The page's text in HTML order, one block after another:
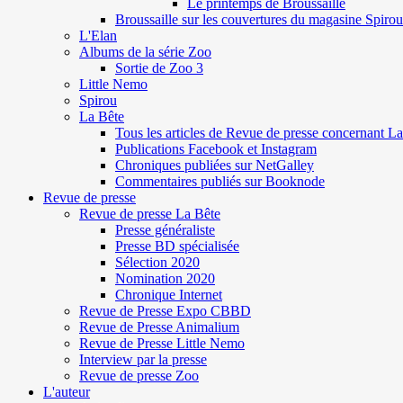
Broussaille sur les couvertures du magasine Spirou
L'Elan
Albums de la série Zoo
Sortie de Zoo 3
Little Nemo
Spirou
La Bête
Tous les articles de Revue de presse concernant
Publications Facebook et Instagram
Chroniques publiées sur NetGalley
Commentaires publiés sur Booknode
Revue de presse
Revue de presse La Bête
Presse généraliste
Presse BD spécialisée
Sélection 2020
Nomination 2020
Chronique Internet
Revue de Presse Expo CBBD
Revue de Presse Animalium
Revue de Presse Little Nemo
Interview par la presse
Revue de presse Zoo
L'auteur